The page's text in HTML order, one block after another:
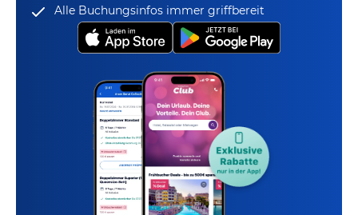
Alle Buchungsinfos immer griffbereit